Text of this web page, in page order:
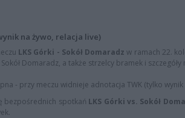
na żywo, relacja live)
LKS Górki - Sokół Domaradz w ramach 22.
Domaradz, a także strzelcy bramek i
- przy meczu widnieje adnotacja TWK (tylko
bezpośrednich spotkań LKS Górki vs. Sokół